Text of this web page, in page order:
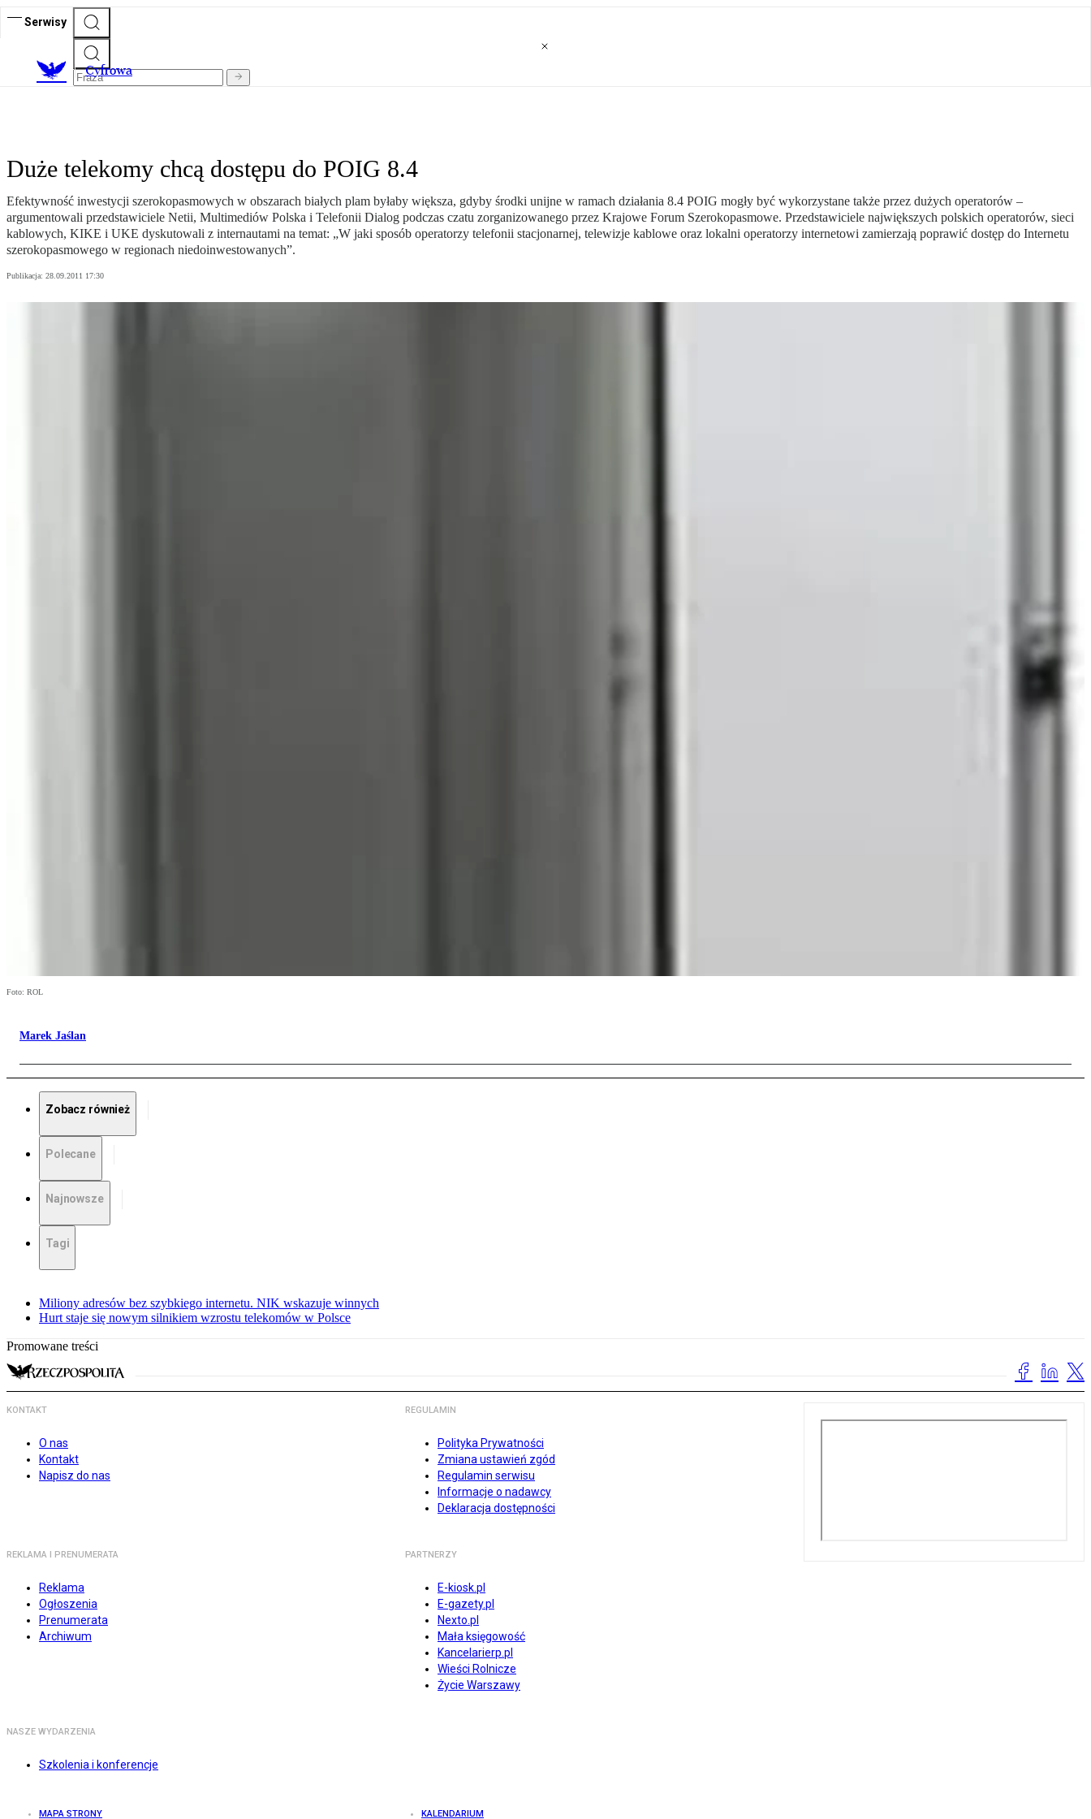
Serwisy
Cyfrowa
Duże telekomy chcą dostępu do POIG 8.4
Efektywność inwestycji szerokopasmowych w obszarach białych plam byłaby większa, gdyby środki unijne w ramach działania 8.4 POIG mogły być wykorzystane także przez dużych operatorów –
argumentowali przedstawiciele Netii, Multimediów Polska i Telefonii Dialog podczas czatu zorganizowanego przez Krajowe Forum Szerokopasmowe. Przedstawiciele największych polskich operatorów, sieci
kablowych, KIKE i UKE dyskutowali z internautami na temat: „W jaki sposób operatorzy telefonii stacjonarnej, telewizje kablowe oraz lokalni operatorzy internetowi zamierzają poprawić dostęp do Internetu
szerokopasmowego w regionach niedoinwestowanych”.
Publikacja: 28.09.2011 17:30
Foto: ROL
Marek Jaślan
Zobacz również
Polecane
Najnowsze
Tagi
Miliony adresów bez szybkiego internetu. NIK wskazuje winnych
Hurt staje się nowym silnikiem wzrostu telekomów w Polsce
Promowane treści
KONTAKT
O nas
Kontakt
Napisz do nas
REGULAMIN
Polityka Prywatności
Zmiana ustawień zgód
Regulamin serwisu
Informacje o nadawcy
Deklaracja dostępności
REKLAMA I PRENUMERATA
Reklama
Ogłoszenia
Prenumerata
Archiwum
PARTNERZY
E-kiosk.pl
E-gazety.pl
Nexto.pl
Mała księgowość
Kancelarierp.pl
Wieści Rolnicze
Życie Warszawy
NASZE WYDARZENIA
Szkolenia i konferencje
MAPA STRONY KALENDARIUM